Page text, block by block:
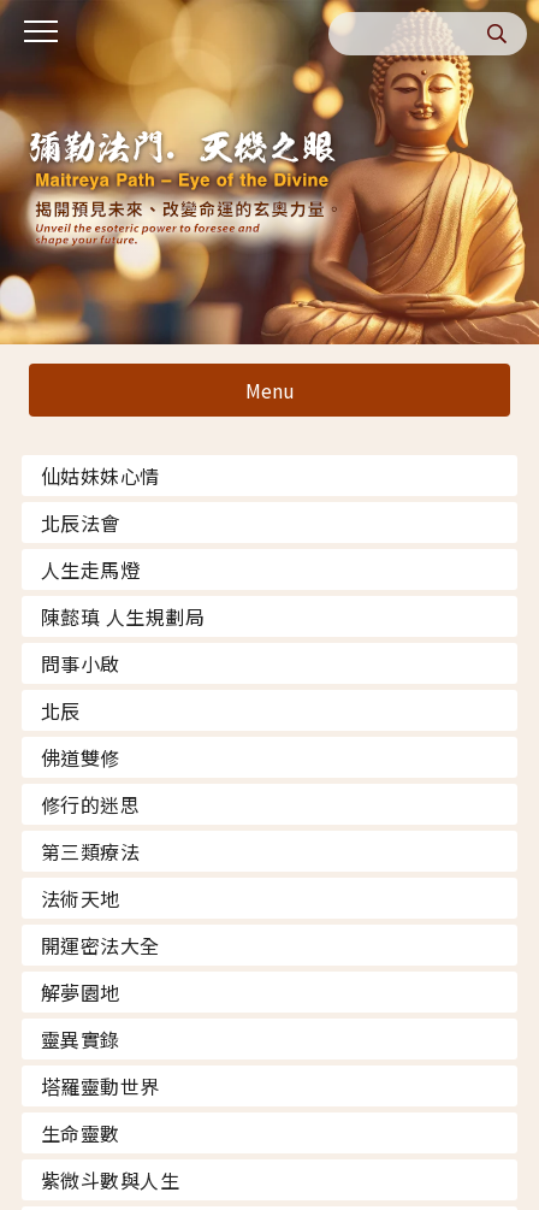
Menu
仙姑妹妹心情
北辰法會
人生走馬燈
陳懿瑱 人生規劃局
問事小啟
北辰
佛道雙修
修行的迷思
第三類療法
法術天地
開運密法大全
解夢園地
靈異實錄
塔羅靈動世界
生命靈數
紫微斗數與人生